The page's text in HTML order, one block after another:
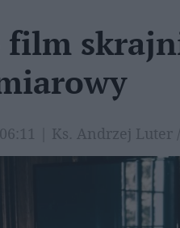
film
| Ks. Andrzej